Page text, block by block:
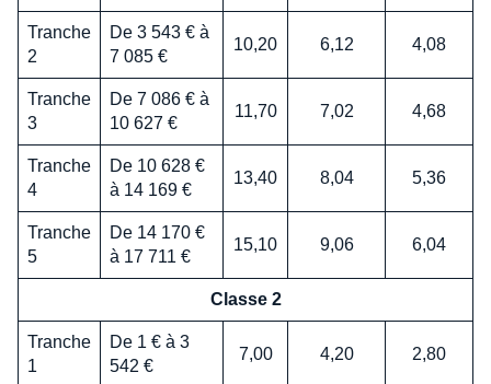
Tranche
2
De 3 543 € à
7 085 €
10,20 6,12 4,08
Tranche
3
De 7 086 € à
10 627 €
11,70 7,02 4,68
Tranche
4
De 10 628 €
à 14 169 €
13,40 8,04 5,36
Tranche
5
De 14 170 €
à 17 711 €
15,10 9,06 6,04
Classe 2
Tranche
1
De 1 € à 3
542 €
7,00 4,20 2,80